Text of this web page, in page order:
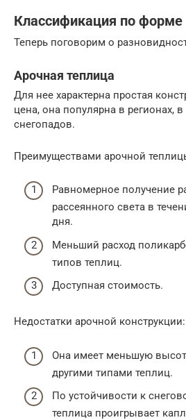
Классификация по форме
Теперь поговорим о
Арочная теплица
Для нее характерна простая
цена, она популярна в регионах,
снегопадов.
Преимуществами арочной
Равномерное получение
рассеянного света в
дня.
Меньший расход
типов теплиц.
Доступная стоимость.
Недостатки арочной конструкции:
Она имеет меньшую
другими типами теплиц.
По устойчивости к
теплица проигрывает